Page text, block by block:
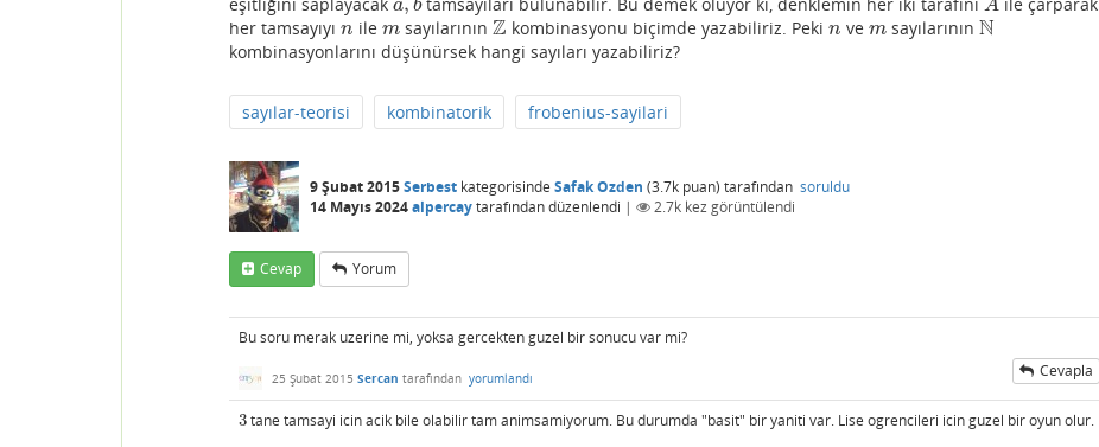
a b
a,b A
A
her tamsayıyı n
n ile m
msayılarının Z
Z kombinasyonu biçimde yazabiliriz. Peki n
n ve m
msayılarının N
N
kombinasyonlarını düşünürsek hangi sayıları yazabiliriz?
sayılar-teorisi kombinatorik frobenius-sayilari
9 Şubat 2015Serbest kategorisinde Safak Ozden (3.7k puan) tarafından soruldu
14 Mayıs 2024alpercaytarafındandüzenlendi | 2.7k kez görüntülendi
Cevap Yorum
Bu soru merak uzerine mi, yoksa gercekten guzel bir sonucu var mi?
25 Şubat 2015 Sercan tarafından yorumlandı Cevapla
3
3tane tamsayi icin acik bile olabilir tam animsamiyorum. Bu durumda "basit" bir yaniti var. Lise ogrencileri icin guzel bir oyun olur.